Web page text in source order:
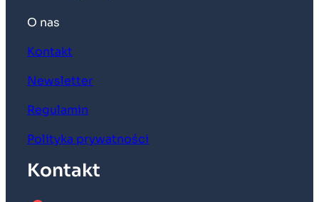
O nas
Kontakt
Newsletter
Regulamin
Polityka prywatności
Kontakt